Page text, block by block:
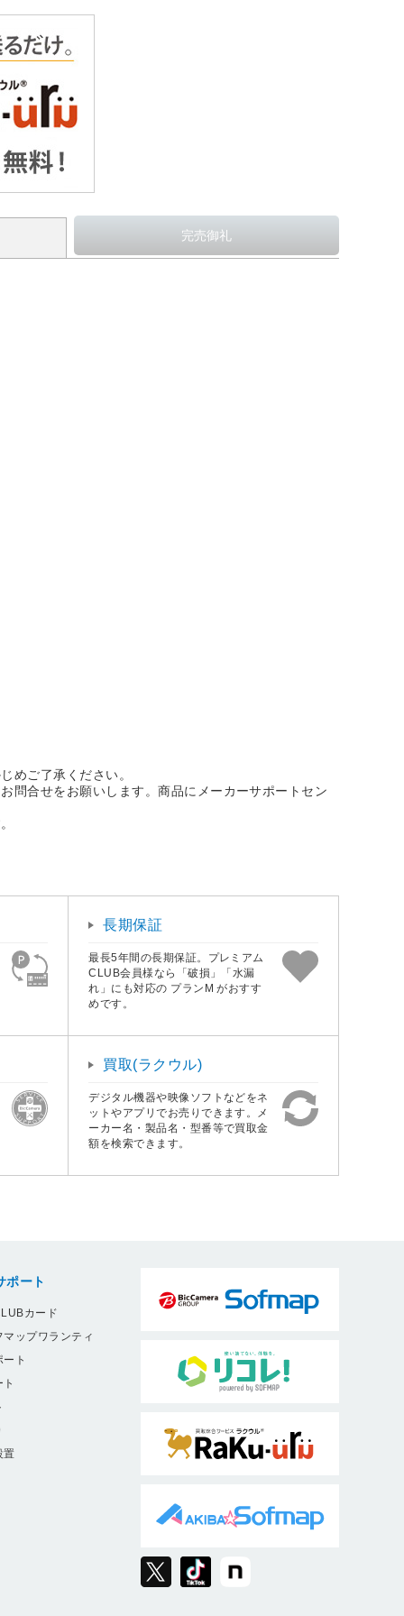
めご了承ください。
問合せをお願いします。商品にメーカーサポートセン
長期保証
最長5年間の長期保証。プレミアム
CLUB会員様なら「破損」「水漏
れ」にも対応の プランM がおすす
めです。
買取(ラクウル)
デジタル機器や映像ソフトなどをネ
ットやアプリでお売りできます。メ
ーカー名・製品名・型番等で買取金
額を検索できます。
ポート
カード
ップワランティ
ト
置